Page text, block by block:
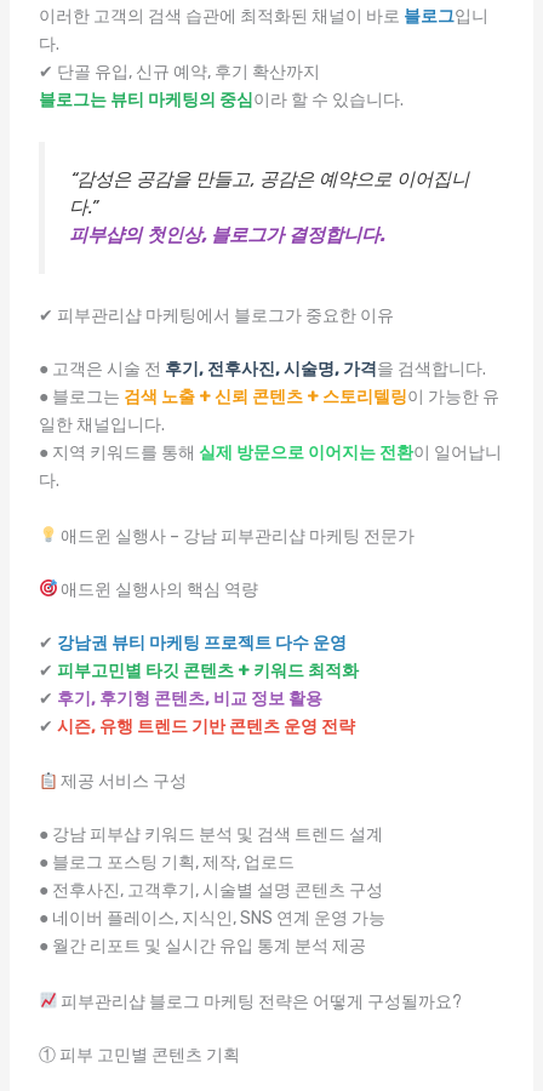
이러한 고객의 검색 습관에 최적화된 채널이 바로 블로그입니
다.
✔ 단골 유입, 신규 예약, 후기 확산까지
블로그는 뷰티 마케팅의 중심이라 할 수 있습니다.
“감성은 공감을 만들고, 공감은 예약으로 이어집니
다.”
피부샵의 첫인상, 블로그가 결정합니다.
✔ 피부관리샵 마케팅에서 블로그가 중요한 이유
● 고객은 시술 전 후기, 전후사진, 시술명, 가격 을 검색합니다.
● 블로그는 검색 노출 + 신뢰 콘텐츠 + 스토리텔링이 가능한 유
일한 채널입니다.
● 지역 키워드를 통해 실제 방문으로 이어지는 전환이 일어납니
다.
애드윈 실행사 – 강남 피부관리샵 마케팅 전문가
애드윈 실행사의 핵심 역량
✔ 강남권 뷰티 마케팅 프로젝트 다수 운영
✔ 피부고민별 타깃 콘텐츠 + 키워드 최적화
✔ 후기, 후기형 콘텐츠, 비교 정보 활용
✔ 시즌, 유행 트렌드 기반 콘텐츠 운영 전략
제공 서비스 구성
● 강남 피부샵 키워드 분석 및 검색 트렌드 설계
● 블로그 포스팅 기획, 제작, 업로드
● 전후사진, 고객후기, 시술별 설명 콘텐츠 구성
● 네이버 플레이스, 지식인, SNS 연계 운영 가능
● 월간 리포트 및 실시간 유입 통계 분석 제공
피부관리샵 블로그 마케팅 전략은 어떻게 구성될까요?
① 피부 고민별 콘텐츠 기획